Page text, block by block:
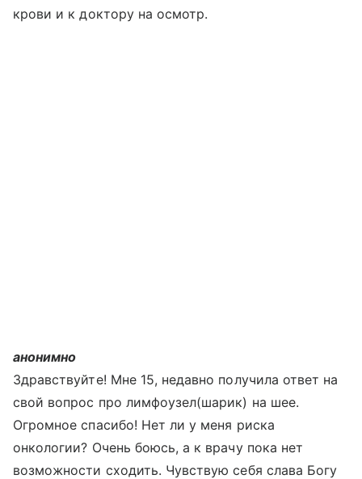
крови и к доктору на осмотр.
анонимно
Здравствуйте! Мне 15, недавно получила ответ на
свой вопрос про лимфоузел(шарик) на шее.
Огромное спасибо! Нет ли у меня риска
онкологии? Очень боюсь, а к врачу пока нет
возможности сходить. Чувствую себя слава Богу